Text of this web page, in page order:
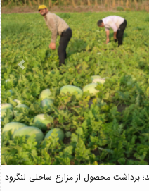
برداشت محصول از مزارع ساحلی لنگرود